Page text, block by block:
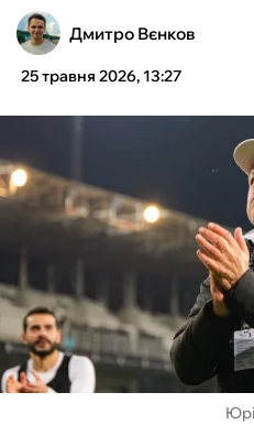
ХОКЕЙ
ТЕНІС
ЧС-2026
ІНШІ
БУКМЕКЕРИ
Дмитро Вєнков
25 травня 2026, 13:27